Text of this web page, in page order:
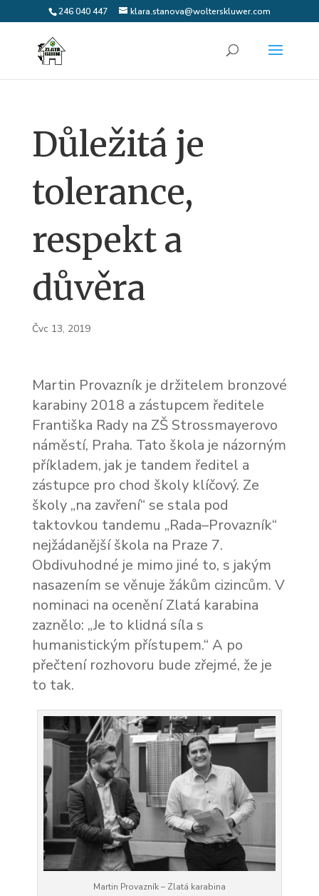
246 040 447 klara.stanova@wolterskluwer.com
Důležitá je
tolerance,
respekt a
důvěra
Čvc 13, 2019
Martin Provazník je držitelem bronzové
karabiny 2018 a zástupcem ředitele
Františka Rady na ZŠ Strossmayerovo
náměstí, Praha. Tato škola je názorným
příkladem, jak je tandem ředitel a
zástupce pro chod školy klíčový. Ze
školy „na zavření“ se stala pod
taktovkou tandemu „Rada–Provazník“
nejžádanější škola na Praze 7.
Obdivuhodné je mimo jiné to, s jakým
nasazením se věnuje žákům cizincům. V
nominaci na ocenění Zlatá karabina
zaznělo: „Je to klidná síla s
humanistickým přístupem.“ A po
přečtení rozhovoru bude zřejmé, že je
to tak.
Martin Provazník – Zlatá karabina